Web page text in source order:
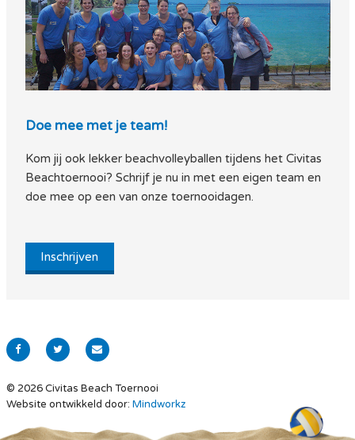
Doe mee met je team!
Kom jij ook lekker beachvolleyballen tijdens het Civitas
Beachtoernooi? Schrijf je nu in met een eigen team en
doe mee op een van onze toernooidagen.
Inschrijven
© 2026 Civitas Beach Toernooi
Website ontwikkeld door: Mindworkz